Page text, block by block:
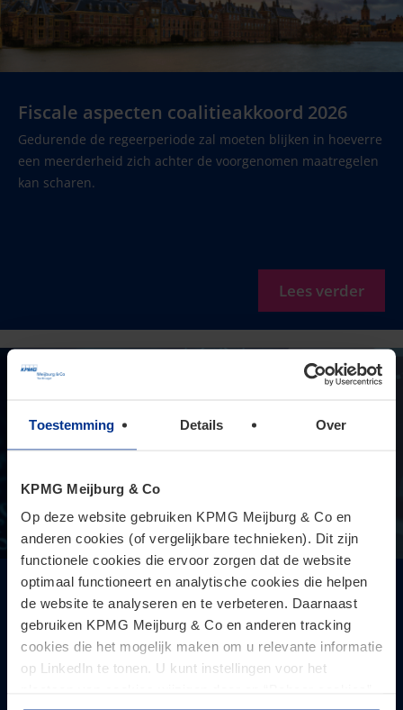
Toestemming Details Over
KPMG Meijburg & Co
Op deze website gebruiken KPMG Meijburg & Co en
anderen cookies (of vergelijkbare technieken). Dit zijn
functionele cookies die ervoor zorgen dat de website
optimaal functioneert en analytische cookies die helpen
de website te analyseren en te verbeteren. Daarnaast
gebruiken KPMG Meijburg & Co en anderen tracking
cookies die het mogelijk maken om u relevante informatie
op LinkedIn te tonen. U kunt instellingen voor het
Fiscale aspecten coalitieakkoord 2026
Gedurende de regeerperiode zal moeten blijken in hoeverre
een meerderheid zich achter de voorgenomen maatregelen
kan scharen.
Lees verder
Pro Memorie 2026
Een handig naslagwerk voor de administratievoering van
bedrijven, instellingen en ondernemers. De
belastingtarieven en premies voor 2026 vind je overzichtelijk